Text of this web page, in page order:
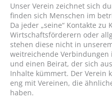
Unser Verein zeichnet sich
finden sich Menschen im
Da jeder „seine“ Kontakte zu
Wirtschaftsförderern oder
stehen diese nicht in
weitreichende
und einen Beirat, der sich
Inhalte kümmert. Der Verein
eng mit Vereinen, die
haben.